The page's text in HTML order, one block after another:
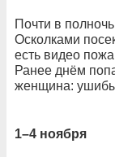
Почти в
Осколками
есть видео
Ранее днём
женщина: ушибы
1–4 ноября